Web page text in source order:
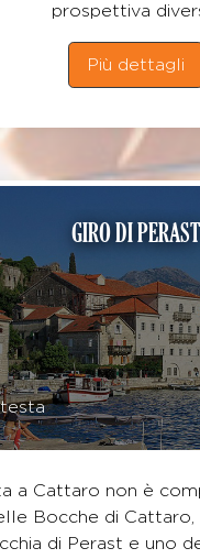
prospettiva
Più dettagli
GIRO DI PERAST
a Cattaro non è
Bocche di Cattaro,
di Perast e uno